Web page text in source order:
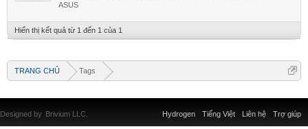
ASUS
Hiển thị kết quả từ 1 đến 1 của 1
TRANG CHỦ Tags
Liên hệ Trợ giúp
Hydrogen Tiếng Việt
Designed by Brivium LLC.